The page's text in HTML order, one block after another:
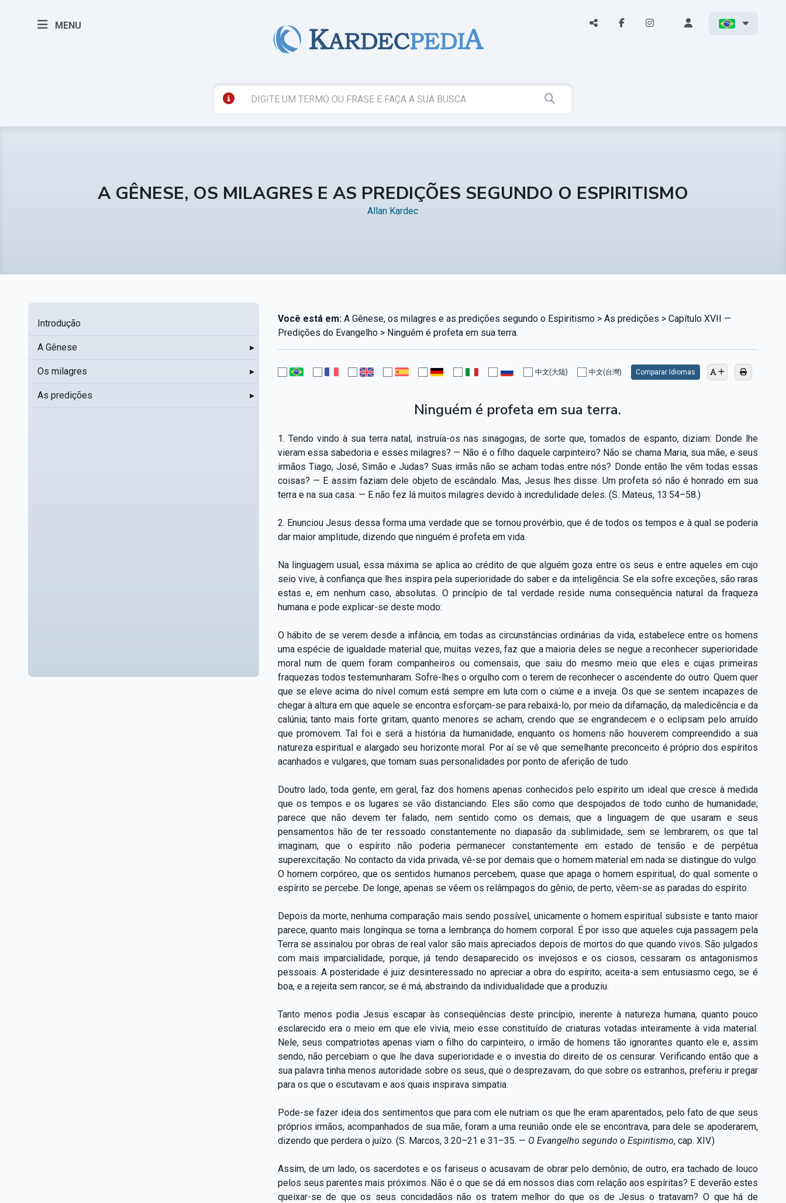
MENU
A GÊNESE, OS MILAGRES E AS PREDIÇÕES SEGUNDO O ESPIRITISMO
Allan Kardec
Introdução
A Gênese ▸
Os milagres ▸
As predições ▸
Você está em:A Gênese, os milagres e as predições segundo o Espiritismo > As predições > Capítulo XVII —
Predições do Evangelho > Ninguém é profeta em sua terra.
中文(大陆) 中文(台灣) Comparar Idiomas
Ninguém é profeta em sua terra.
1. Tendo vindo à sua terra natal, instruía-os nas sinagogas, de sorte que, tomados de espanto, diziam: Donde lhe
vieram essa sabedoria e esses milagres? — Não é o filho daquele carpinteiro? Não se chama Maria, sua mãe, e seus
irmãos Tiago, José, Simão e Judas? Suas irmãs não se acham todas entre nós? Donde então lhe vêm todas essas
coisas? — E assim faziam dele objeto de escândalo. Mas, Jesus lhes disse: Um profeta só não é honrado em sua
terra e na sua casa. — E não fez lá muitos milagres devido à incredulidade deles. (S. Mateus, 13:54–58.)
2. Enunciou Jesus dessa forma uma verdade que se tornou provérbio, que é de todos os tempos e à qual se poderia
dar maior amplitude, dizendo que ninguém é profeta em vida.
Na linguagem usual, essa máxima se aplica ao crédito de que alguém goza entre os seus e entre aqueles em cujo
seio vive, à confiança que lhes inspira pela superioridade do saber e da inteligência. Se ela sofre exceções, são raras
estas e, em nenhum caso, absolutas. O princípio de tal verdade reside numa consequência natural da fraqueza
humana e pode explicar-se deste modo:
O hábito de se verem desde a infância, em todas as circunstâncias ordinárias da vida, estabelece entre os homens
uma espécie de igualdade material que, muitas vezes, faz que a maioria deles se negue a reconhecer superioridade
moral num de quem foram companheiros ou comensais, que saiu do mesmo meio que eles e cujas primeiras
fraquezas todos testemunharam. Sofre-lhes o orgulho com o terem de reconhecer o ascendente do outro. Quem quer
que se eleve acima do nível comum está sempre em luta com o ciúme e a inveja. Os que se sentem incapazes de
chegar à altura em que aquele se encontra esforçam-se para rebaixá-lo, por meio da difamação, da maledicência e da
calúnia; tanto mais forte gritam, quanto menores se acham, crendo que se engrandecem e o eclipsam pelo arruído
que promovem. Tal foi e será a história da humanidade, enquanto os homens não houverem compreendido a sua
natureza espiritual e alargado seu horizonte moral. Por aí se vê que semelhante preconceito é próprio dos espíritos
acanhados e vulgares, que tomam suas personalidades por ponto de aferição de tudo.
Doutro lado, toda gente, em geral, faz dos homens apenas conhecidos pelo espírito um ideal que cresce à medida
que os tempos e os lugares se vão distanciando. Eles são como que despojados de todo cunho de humanidade;
parece que não devem ter falado, nem sentido como os demais; que a linguagem de que usaram e seus
pensamentos hão de ter ressoado constantemente no diapasão da sublimidade, sem se lembrarem, os que tal
imaginam, que o espírito não poderia permanecer constantemente em estado de tensão e de perpétua
superexcitação. No contacto da vida privada, vê-se por demais que o homem material em nada se distingue do vulgo.
O homem corpóreo, que os sentidos humanos percebem, quase que apaga o homem espiritual, do qual somente o
espírito se percebe. De longe, apenas se vêem os relâmpagos do gênio; de perto, vêem-se as paradas do espírito.
Depois da morte, nenhuma comparação mais sendo possível, unicamente o homem espiritual subsiste e tanto maior
parece, quanto mais longínqua se torna a lembrança do homem corporal. É por isso que aqueles cuja passagem pela
Terra se assinalou por obras de real valor são mais apreciados depois de mortos do que quando vivos. São julgados
com mais imparcialidade, porque, já tendo desaparecido os invejosos e os ciosos, cessaram os antagonismos
pessoais. A posteridade é juiz desinteressado no apreciar a obra do espírito; aceita-a sem entusiasmo cego, se é
boa, e a rejeita sem rancor, se é má, abstraindo da individualidade que a produziu.
Tanto menos podia Jesus escapar às conseqüências deste princípio, inerente à natureza humana, quanto pouco
esclarecido era o meio em que ele vivia, meio esse constituído de criaturas votadas inteiramente à vida material.
Nele, seus compatriotas apenas viam o filho do carpinteiro, o irmão de homens tão ignorantes quanto ele e, assim
sendo, não percebiam o que lhe dava superioridade e o investia do direito de os censurar. Verificando então que a
sua palavra tinha menos autoridade sobre os seus, que o desprezavam, do que sobre os estranhos, preferiu ir pregar
para os que o escutavam e aos quais inspirava simpatia.
Pode-se fazer ideia dos sentimentos que para com ele nutriam os que lhe eram aparentados, pelo fato de que seus
próprios irmãos, acompanhados de sua mãe, foram a uma reunião onde ele se encontrava, para dele se apoderarem,
dizendo que perdera o juízo. (S. Marcos, 3:20–21 e 31–35. — O Evangelho segundo o Espiritismo, cap. XIV.)
Assim, de um lado, os sacerdotes e os fariseus o acusavam de obrar pelo demônio; de outro, era tachado de louco
pelos seus parentes mais próximos. Não é o que se dá em nossos dias com relação aos espíritas? E deverão estes
queixar-se de que os seus concidadãos não os tratem melhor do que os de Jesus o tratavam? O que há de